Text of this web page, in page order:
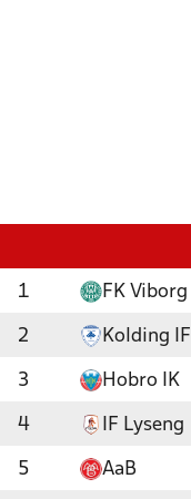
1 FK Viborg
2 Kolding IF
3 Hobro IK
4 IF Lyseng
5 AaB